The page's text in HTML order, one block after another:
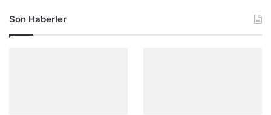
Son Haberler